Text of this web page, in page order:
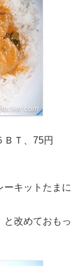
ＢＴ、75円
ーキットたまに
と改めておもっ